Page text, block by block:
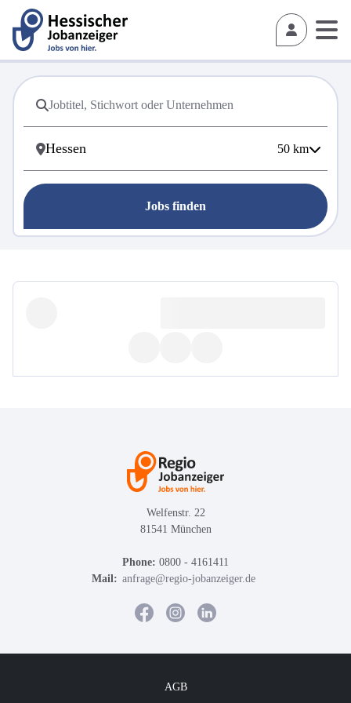
50 km
Jobs finden
Welfenstr. 22
81541 München
Phone: 0800 - 4161411
Mail: anfrage@regio-jobanzeiger.de
AGB